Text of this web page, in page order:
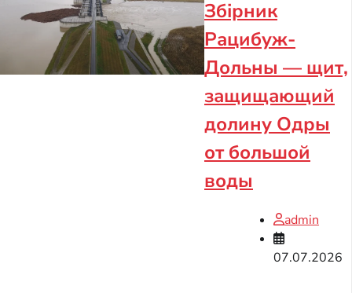
Збірник
Рацибуж-
Дольны — щит,
защищающий
долину Одры
от большой
воды
admin
07.07.2026